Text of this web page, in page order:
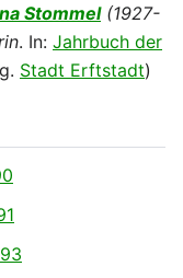
Stommel(1927-
. In: Jahrbuch der
Stadt Erftstadt)